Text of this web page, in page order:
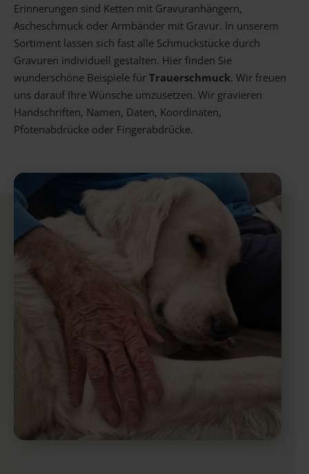
Anlass Person Gutscheine
FAQ Häufig gestellte Fragen
Schmuck Ratgeber
Schneller Versand
Erinnerungen sind Ketten mit Gravuranhängern,
Ascheschmuck oder Armbänder mit Gravur. In unserem
Sortiment lassen sich fast alle Schmuckstücke durch
Gravuren individuell gestalten. Hier finden Sie
wunderschöne Beispiele für Trauerschmuck. Wir freuen
uns darauf Ihre Wünsche umzusetzen. Wir gravieren
Handschriften, Namen, Daten, Koordinaten,
Pfotenabdrücke oder Fingerabdrücke.